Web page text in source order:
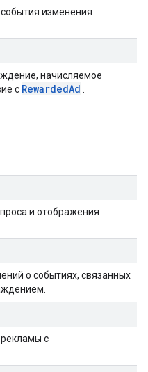
изменения
начисляемое
с RewardedAd
и отображения
о событиях, связанных
рекламы с